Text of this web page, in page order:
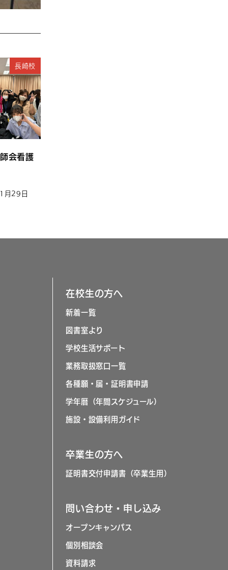
長崎校
会看護
29日
在校生の方へ
新着一覧
図書室より
学校生活サポート
業務取扱窓口一覧
各種願・届・証明書申請
学年暦（年間スケジュール）
施設・設備利用ガイド
卒業生の方へ
証明書交付申請書（卒業生用）
問い合わせ・申し込み
オープンキャンパス
個別相談会
資料請求